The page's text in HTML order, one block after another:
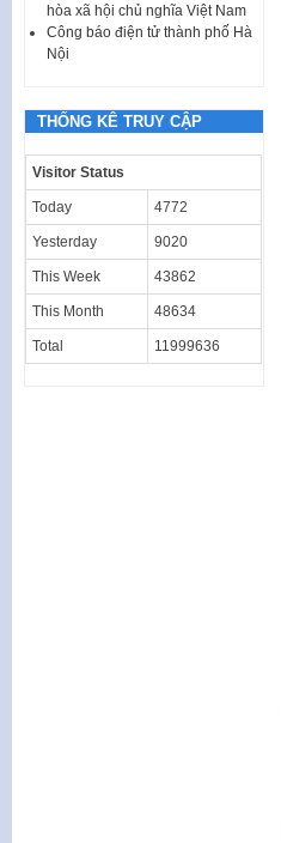
hòa xã hội chủ nghĩa Việt Nam
Công báo điện tử thành phố Hà
Nội
THỐNG KÊ TRUY CẬP
Visitor Status
Today 4772
Yesterday 9020
This Week 43862
This Month 48634
Total 11999636